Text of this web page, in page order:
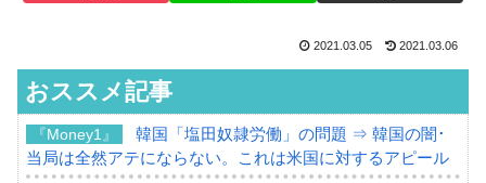
2021.03.05 2021.03.06
おススメ記事
『Money1』
韓国「塩田奴隷労働」の問題 ⇒ 韓国の闇･
当局は全然アテにならない。これは米国に対するアピール